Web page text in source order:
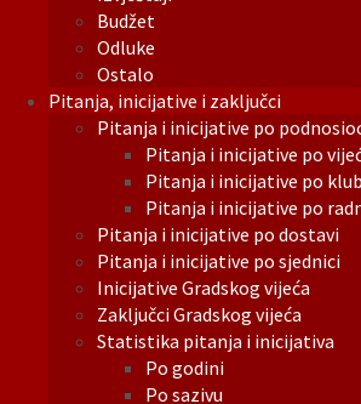
Budžet
Odluke
Ostalo
Pitanja, inicijative i zaključci
Pitanja i inicijative po
Pitanja i inicijative po
Pitanja i inicijative po
Pitanja i inicijative po
Pitanja i inicijative po dostavi
Pitanja i inicijative po sjednici
Inicijative Gradskog vijeća
Zaključci Gradskog vijeća
Statistika pitanja i inicijativa
Po godini
Po sazivu